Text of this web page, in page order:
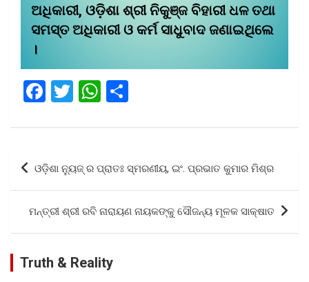
ଅଧିକାରୀ, ଓଡ଼ିଶା ଶ୍ରୀ ନିକୁଞ୍ଜ ବିହାରୀ ଧଳ ତ‌ଥା
ସମସ୍ତ ଅଧିକାରୀ ଓ କର୍ମ ସାଧୁବାଦ ଜଣାଇଥିଲେ
।
F
ce
b
o
o
k
T
tt
W
at
A
p
p
ar
Post
navigation
ଓଡ଼ିଶା ନ୍ୟୁଜ୍ ର ପ୍ରାତଃ ସ୍ମରଣୀୟ, ଇଂ. ପ୍ରଭାତ କୁମାର ମିଶ୍ର
ମନ୍ତ୍ରୀ ଶ୍ରୀ ରବି ନାରାୟଣ ନାୟକଙ୍କୁ ସୌଜନ୍ୟ ମୂଳକ ସାକ୍ଷାତ
Truth & Reality